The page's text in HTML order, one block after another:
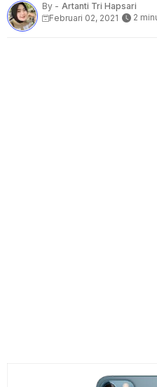
By - Artanti Tri Hapsari
Februari 02, 2021
2